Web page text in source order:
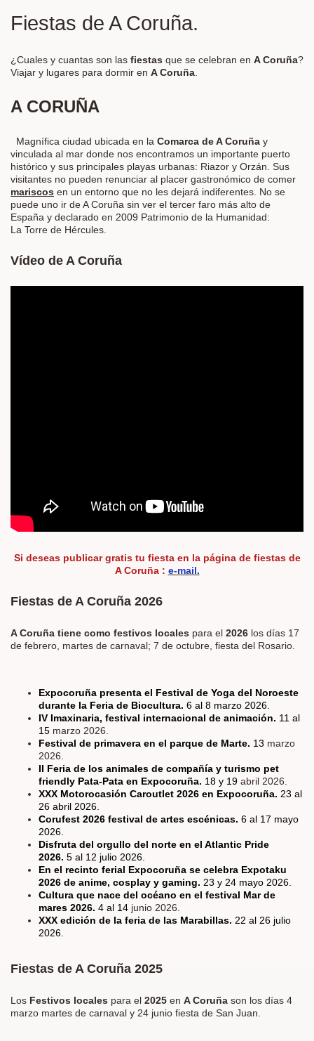
Fiestas de A Coruña.
¿Cuales y cuantas son las fiestas que se celebran en A Coruña?
Viajar y lugares para dormir en A Coruña.
A CORUÑA
Magnífica ciudad ubicada en la Comarca de A Coruña y
vinculada al mar donde nos encontramos un importante puerto
histórico y sus principales playas urbanas: Riazor y Orzán. Sus
visitantes no pueden renunciar al placer gastronómico de comer
mariscos en un entorno que no les dejará indiferentes. No se
puede uno ir de A Coruña sin ver el tercer faro más alto de
España y declarado en 2009 Patrimonio de la Humanidad:
La Torre de Hércules.
Vídeo de A Coruña
Si deseas publicargratis tu fiesta en la página de fiestas de
A Coruña : e-mail.
Fiestas de A Coruña 2026
A Coruña tiene como festivos locales para el 2026 los días 17
de febrero, martes de carnaval; 7 de octubre, fiesta del Rosario.
Expocoruña presenta el Festival de Yoga del Noroeste
durante la Feria de Biocultura. 6 al 8 marzo 2026.
IV Imaxinaria, festival internacional de animación. 11 al
15 marzo 2026.
Festival de primavera en el parque de Marte. 13 marzo
2026.
II Feria de los animales de compañía y turismo pet
friendly Pata-Pata en Expocoruña. 18 y 19 abril 2026.
XXX Motorocasión Caroutlet 2026 en Expocoruña. 23 al
26 abril 2026.
Corufest 2026 festival de artes escénicas. 6 al 17 mayo
2026.
Disfruta del orgullo del norte en el Atlantic Pride
2026. 5 al 12 julio 2026.
En el recinto ferial Expocoruña se celebra Expotaku
2026 de anime, cosplay y gaming. 23 y 24 mayo 2026.
Cultura que nace del océano en el festival Mar de
mares 2026. 4 al 14 junio 2026.
XXX edición de la feria de las Marabillas. 22 al 26 julio
2026.
Fiestas de A Coruña 2025
Los Festivos locales para el 2025 en A Coruña son los días 4
marzo martes de carnaval y 24 junio fiesta de San Juan.